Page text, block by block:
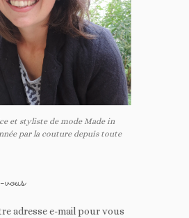
et styliste de mode Made in
par la couture depuis toute
adresse e-mail pour vous